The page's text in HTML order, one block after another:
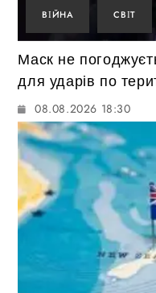
ВІЙНА СВІТ
Маск не
для ударів по
08.08.2026 18:30